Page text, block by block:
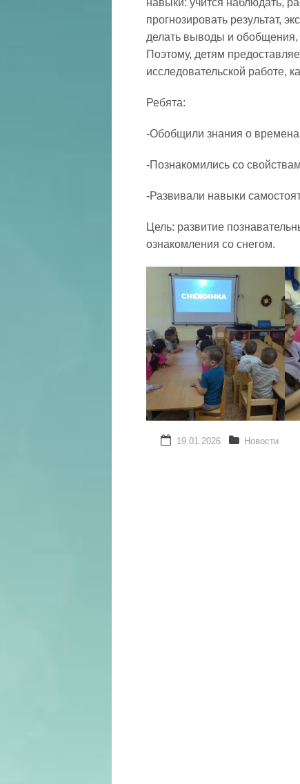
прогнозировать результат,
делать выводы и обобщения,
Поэтому, детям
исследовательской работе,
Ребята:
-Обобщили знания о времена
-Познакомились со
-Развивали навыки
Цель: развитие
ознакомления со снегом.
19.01.2026 Новости